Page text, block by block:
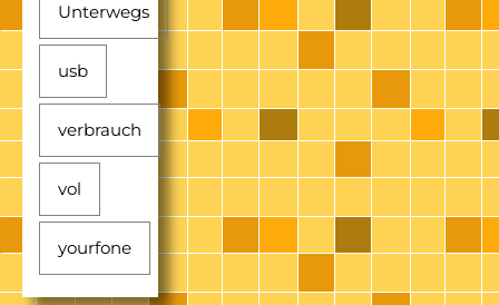
Unterwegs
usb
verbrauch
vol
yourfone